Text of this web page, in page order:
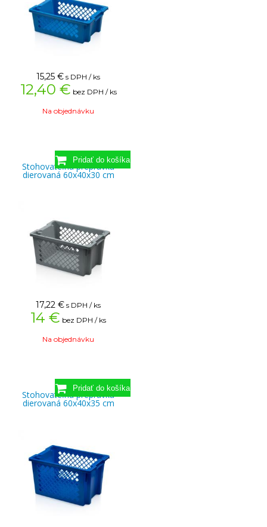
15,25 € s DPH / ks
12,40 € bez DPH / ks
Na objednávku
Stohovateľná prepravka
dierovaná 60x40x30 cm
17,22 € s DPH / ks
14 € bez DPH / ks
Na objednávku
Stohovateľná prepravka
dierovaná 60x40x35 cm